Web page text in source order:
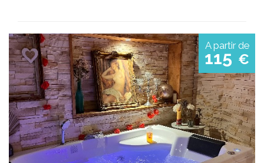
A partir de
115 €